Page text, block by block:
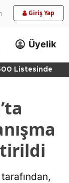
Giriş Yap
Üyelik
Listesinde